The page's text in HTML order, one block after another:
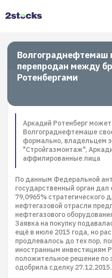
Волгограднефтемаш
перепродан между
Ротенбергами
Аркадий Ротенберг
Волгограднефтемаше
формально, владельцем
"Стройгазмонтаж",
аффилированные лица
По данным Федеральной
государственный орган
79,0965% стратегического
нефтегазовой отрасли
нефтегазового
Заявка на покупку
ещё в июле 2015 года, но
продлевалось до тех пор,
иностранным инвестициям
положительное решение
одобрила сделку 27.12.2015.